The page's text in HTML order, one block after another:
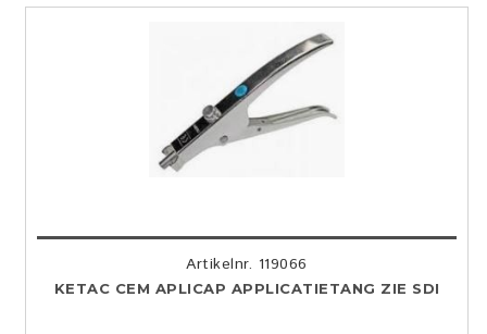
Artikelnr. 119066
KETAC CEM APLICAP APPLICATIETANG ZIE SDI